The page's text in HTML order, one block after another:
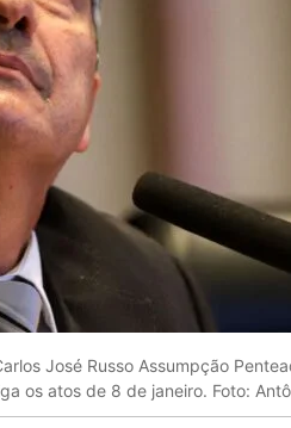
José Russo Assumpção
os atos de 8 de janeiro. Foto: